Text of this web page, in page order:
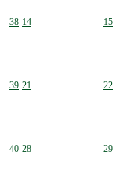
38 14 15
39 21 22
40 28 29